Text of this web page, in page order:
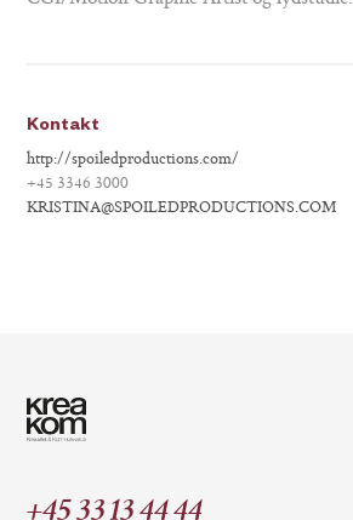
Kontakt
http://spoiledproductions.com/
+45 3346 3000
KRISTINA@SPOILEDPRODUCTIONS.COM
+45 33 13 44 44